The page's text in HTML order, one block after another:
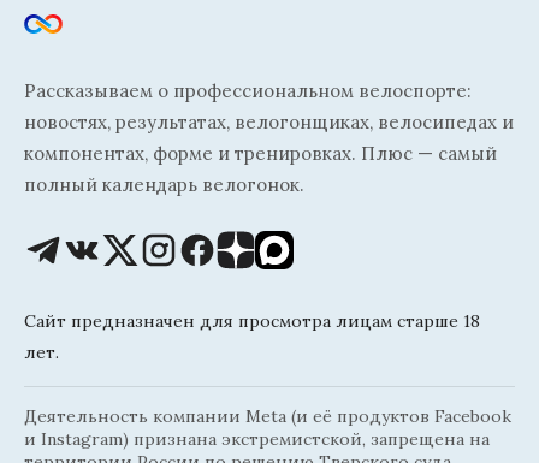
Рассказываем о профессиональном велоспорте:
новостях, результатах, велогонщиках, велосипедах и
компонентах, форме и тренировках. Плюс — самый
полный календарь велогонок.
Сайт предназначен для просмотра лицам старше 18
лет.
Деятельность компании Meta (и её продуктов Facebook
и Instagram) признана экстремистской, запрещена на